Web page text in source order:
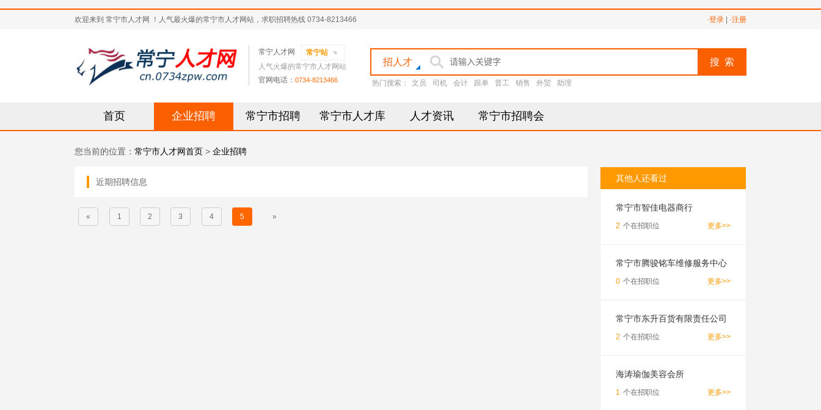
欢迎来到 常宁市人才网 ！人气最火爆的常宁市人才网站，求职招聘热线 0734-8213466 ·登录 ·注册
常宁人才网
常宁站
人气火爆的常宁市人才网站
官网电话： 0734-8213466
招人才 搜 索
热门搜索： 文员 司机 会计 跟单 普工 销售 外贸 助理
首页 企业招聘 常宁市招聘 常宁市人才库 人才资讯 常宁市招聘会
您当前的位置： 常宁市人才网首页 > 企业招聘
近期招聘信息
« 1 2 3 4 5 »
其他人还看过
常宁市智佳电器商行
2 个在招职位 更多>>
常宁市腾骏铭车维修服务中心
0 个在招职位 更多>>
常宁市东升百货有限责任公司
2 个在招职位 更多>>
海涛瑜伽美容会所
1 个在招职位 更多>>